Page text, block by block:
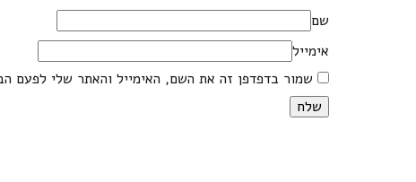
שם
אימייל
שמור בדפדפן זה את השם, האימייל והאתר שלי לפעם